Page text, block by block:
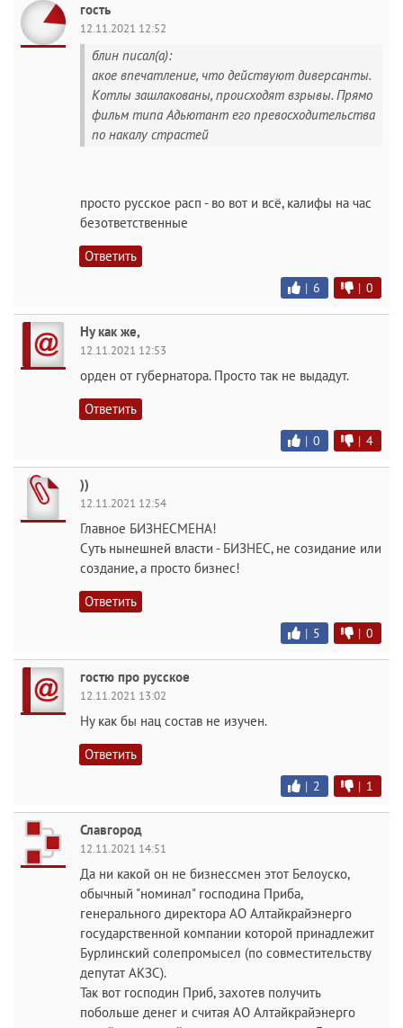
гость
12.11.2021 12:52
блин писал(а):
акое впечатление, что действуют диверсанты.
Котлы зашлакованы, происходят взрывы. Прямо
фильм типа Адьютант его превосходительства
по накалу страстей
просто русское расп - во вот и всё, калифы на час
безответственные
Ответить
| 6 | 0
Ну как же,
12.11.2021 12:53
орден от губернатора. Просто так не выдадут.
Ответить
| 0 | 4
))
12.11.2021 12:54
Главное БИЗНЕСМЕНА!
Суть нынешней власти - БИЗНЕС, не созидание или
создание, а просто бизнес!
Ответить
| 5 | 0
гостю про русское
12.11.2021 13:02
Ну как бы нац состав не изучен.
Ответить
| 2 | 1
Славгород
12.11.2021 14:51
Да ни какой он не бизнессмен этот Белоуско,
обычный "номинал" господина Приба,
генерального директора АО Алтайкрайэнерго
государственной компании которой принадлежит
Бурлинский солепромысел (по совместительству
депутат АКЗС).
Так вот господин Приб, захотев получить
побольше денег и считая АО Алтайкрайэнерго